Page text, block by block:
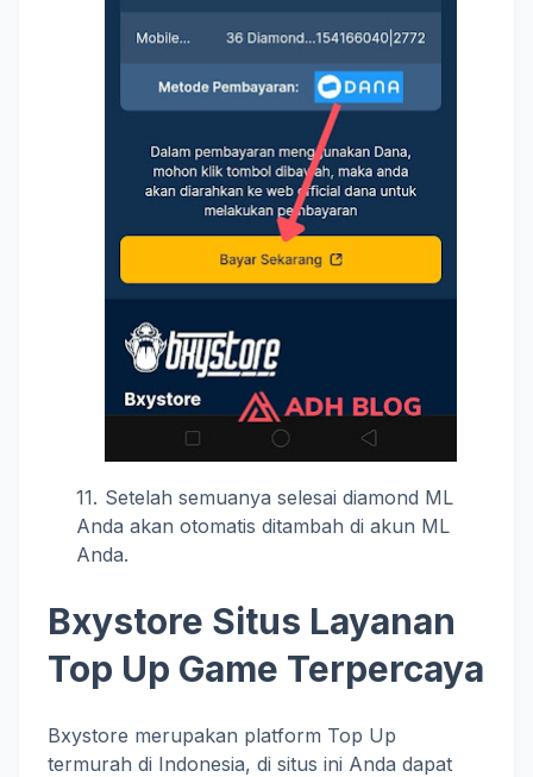
Setelah semuanya selesai diamond ML
Anda akan otomatis ditambah di akun ML
Anda.
Bxystore Situs Layanan
Top Up Game Terpercaya
Bxystore merupakan platform Top Up
termurah di Indonesia, di situs ini Anda dapat